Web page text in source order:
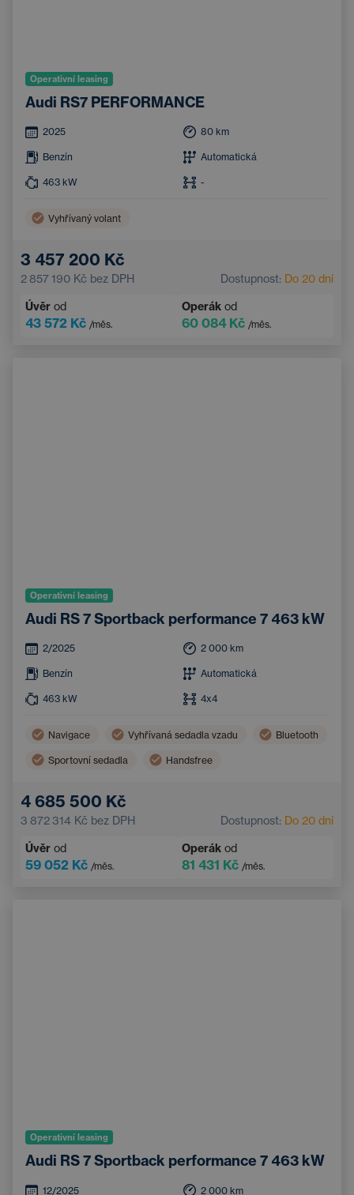
Operativní leasing
Audi RS7 PERFORMANCE
2025 80 km
Benzín Automatická
463 kW -
Vyhřívaný volant
3 457 200 Kč
2 857 190 Kč bez DPH Dostupnost: Do 20 dní
Úvěr od
43 572 Kč /měs.
Operák od
60 084 Kč /měs.
Operativní leasing
Audi RS 7 Sportback performance 7 463 kW
2/2025 2 000 km
Benzín Automatická
463 kW 4x4
Navigace Vyhřívaná sedadla vzadu Bluetooth
Sportovní sedadla Handsfree
4 685 500 Kč
3 872 314 Kč bez DPH Dostupnost: Do 20 dní
Úvěr od
59 052 Kč /měs.
Operák od
81 431 Kč /měs.
Operativní leasing
Audi RS 7 Sportback performance 7 463 kW
12/2025 2 000 km